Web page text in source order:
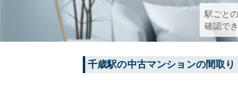
駅ごと
確認で
千歳駅の中古マンションの間取